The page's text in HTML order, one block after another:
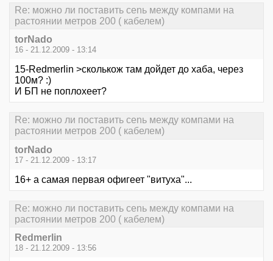
Re: можно ли поставить сеnь между компами на
растоянии метров 200 ( кабелем)
torNado
16 - 21.12.2009 - 13:14
15-Redmerlin >сколькож там дойдет до хаба, через
100м? :)
И БП не поплохеет?
Re: можно ли поставить сеnь между компами на
растоянии метров 200 ( кабелем)
torNado
17 - 21.12.2009 - 13:17
16+ а самая первая офигеет "витуха"...
Re: можно ли поставить сеnь между компами на
растоянии метров 200 ( кабелем)
Redmerlin
18 - 21.12.2009 - 13:56